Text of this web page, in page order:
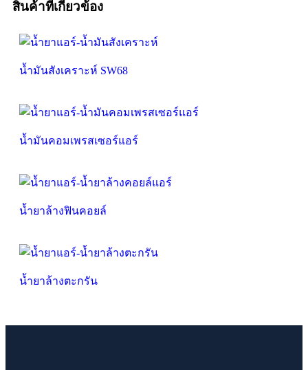
สินค้าที่เกี่ยวข้อง
น้ำมันสังเคราะห์ SW68
น้ำมันคอมเพรสเซอร์แอร์
น้ำยาล้างฟินคอยล์
น้ำยาล้างตะกรัน